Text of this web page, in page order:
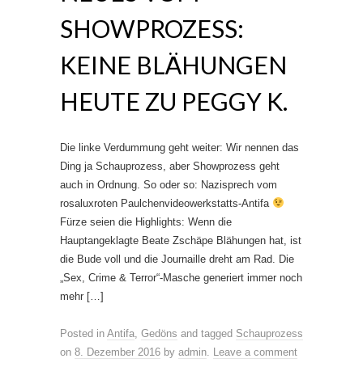
SHOWPROZESS:
KEINE BLÄHUNGEN
HEUTE ZU PEGGY K.
Die linke Verdummung geht weiter: Wir nennen das
Ding ja Schauprozess, aber Showprozess geht
auch in Ordnung. So oder so: Nazisprech vom
rosaluxroten Paulchenvideowerkstatts-Antifa
Fürze seien die Highlights: Wenn die
Hauptangeklagte Beate Zschäpe Blähungen hat, ist
die Bude voll und die Journaille dreht am Rad. Die
„Sex, Crime & Terror“-Masche generiert immer noch
mehr […]
Posted in Antifa, Gedöns and tagged Schauprozess
on 8. Dezember 2016 by admin. Leave a comment